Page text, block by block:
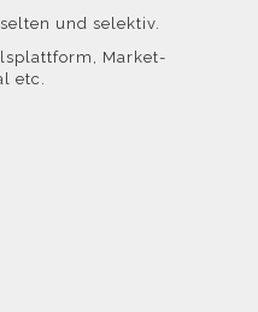
und selektiv.
Market-
etc.